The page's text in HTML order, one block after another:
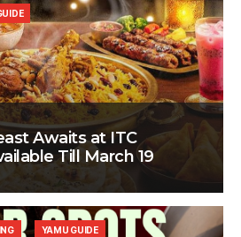
Awaits at ITC
Till March 19
YAMU GUIDE